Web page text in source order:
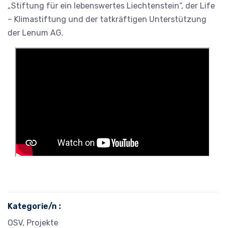
„Stiftung für ein lebenswertes Liechtenstein“, der Life
– Klimastiftung und der tatkräftigen Unterstützung
der Lenum AG.
Kategorie/n :
OSV, Projekte